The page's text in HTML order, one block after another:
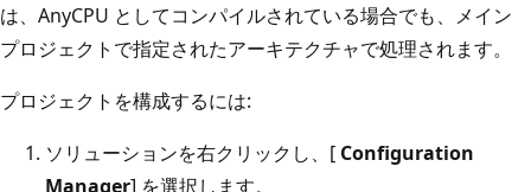
は、AnyCPU としてコンパイルされている場合でも、メイン
プロジェクトで指定されたアーキテクチャで処理されます。
プロジェクトを構成するには:
ソリューションを右クリックし、[ Configuration
Manager] を選択します。